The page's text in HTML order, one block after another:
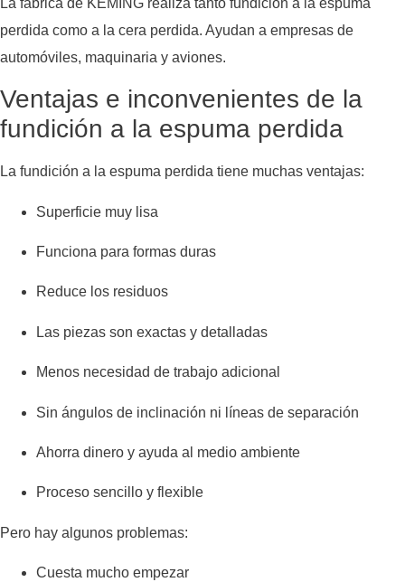
perdida como a la cera perdida. Ayudan a empresas de
automóviles, maquinaria y aviones.
Ventajas e inconvenientes de la
fundición a la espuma perdida
La fundición a la espuma perdida tiene muchas ventajas:
Superficie muy lisa
Funciona para formas duras
Reduce los residuos
Las piezas son exactas y detalladas
Menos necesidad de trabajo adicional
Sin ángulos de inclinación ni líneas de separación
Ahorra dinero y ayuda al medio ambiente
Proceso sencillo y flexible
Pero hay algunos problemas:
Cuesta mucho empezar